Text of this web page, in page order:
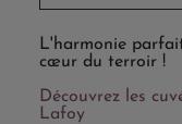
L'harmonie
cœur du terroir !
Découvrez les
Lafoy